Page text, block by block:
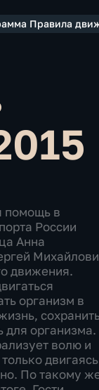
Правила
помощь в
России
Анна
движения.
организм в
для организма.
волю и
двигаясь
По такому